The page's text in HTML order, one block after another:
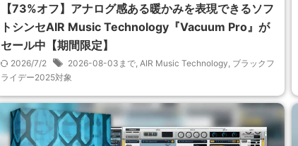
【73%オフ】アナログ感ある暖かみを表現できるソフ
トシンセAIR Music Technology『Vacuum Pro』が
セール中【期間限定】
2026/7/2 2026-08-03まで AIR Music Technology ブラックフ
ライデー2025対象